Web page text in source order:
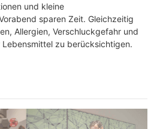
und kleine
sparen Zeit. Gleichzeitig
Allergien, Verschluckgefahr und
zu berücksichtigen.